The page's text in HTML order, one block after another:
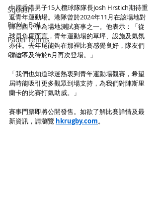
Squash
Pickle Ball
Padel Tennis
Chess
中國香港男子15人欖球隊隊長Josh Hrstich期待重
返青年運動場。港隊曾於2024年11月在該場地對
陣巴西，作為場地測試賽事之一。他表示：「從
球員角度而言，青年運動場的草坪、設施及氣氛
亦佳。去年尾能夠在那裡比賽感覺良好，隊友們
都迫不及待於6月再次登場。」
「我們也知道球迷熱衷到青年運動場觀賽，希望
屆時能吸引更多觀眾到場支持，為我們對陣斯里
蘭卡的比賽打氣助威。」
賽事門票即將公開發售。如欲了解比賽詳情及最
新資訊，請瀏覽 hkrugby.com。